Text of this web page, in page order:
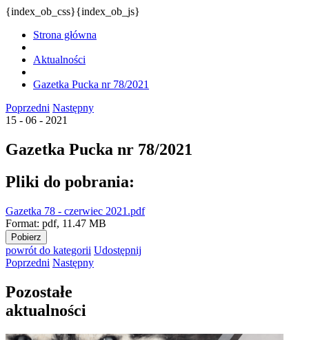
{index_ob_css}{index_ob_js}
Strona główna
Aktualności
Gazetka Pucka nr 78/2021
Poprzedni Następny
15 - 06 - 2021
Gazetka Pucka nr 78/2021
Pliki do pobrania:
Gazetka 78 - czerwiec 2021.pdf
Format: pdf, 11.47 MB
Pobierz
powrót do kategorii Udostępnij
Poprzedni Następny
Pozostałe
aktualności